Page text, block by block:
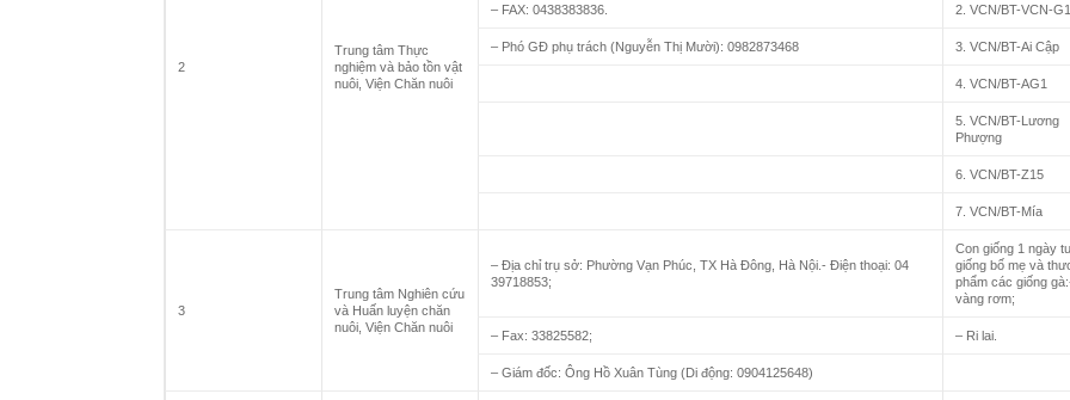
2
Trung tâm Thực
nghiệm và bảo tồn vật
nuôi, Viện Chăn nuôi
– FAX: 0438383836. 2. VCN/BT-VCN-
– Phó GĐ phụ trách (Nguyễn Thị Mười): 0982873468 3. VCN/BT-Ai Cập
4. VCN/BT-AG1
5. VCN/BT-Lương
Phượng
6. VCN/BT-Z15
7. VCN/BT-Mía
3
Trung tâm Nghiên cứu
và Huấn luyện chăn
nuôi, Viện Chăn nuôi
– Địa chỉ trụ sở: Phường Vạn Phúc, TX Hà Đông, Hà Nội.- Điện thoại: 04
39718853;
Con giống 1 ngày
giống bố mẹ và
phẩm các giống
vàng rơm;
– Fax: 33825582; – Ri lai.
– Giám đốc: Ông Hồ Xuân Tùng (Di động: 0904125648)